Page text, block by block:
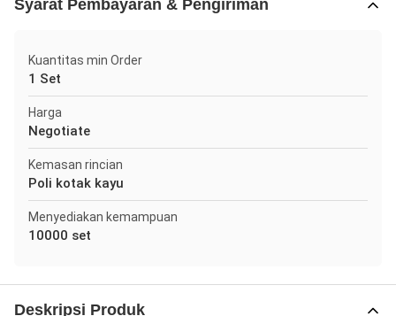
Syarat Pembayaran & Pengiriman
Kuantitas min Order
1 Set
Harga
Negotiate
Kemasan rincian
Poli kotak kayu
Menyediakan kemampuan
10000 set
Deskripsi Produk